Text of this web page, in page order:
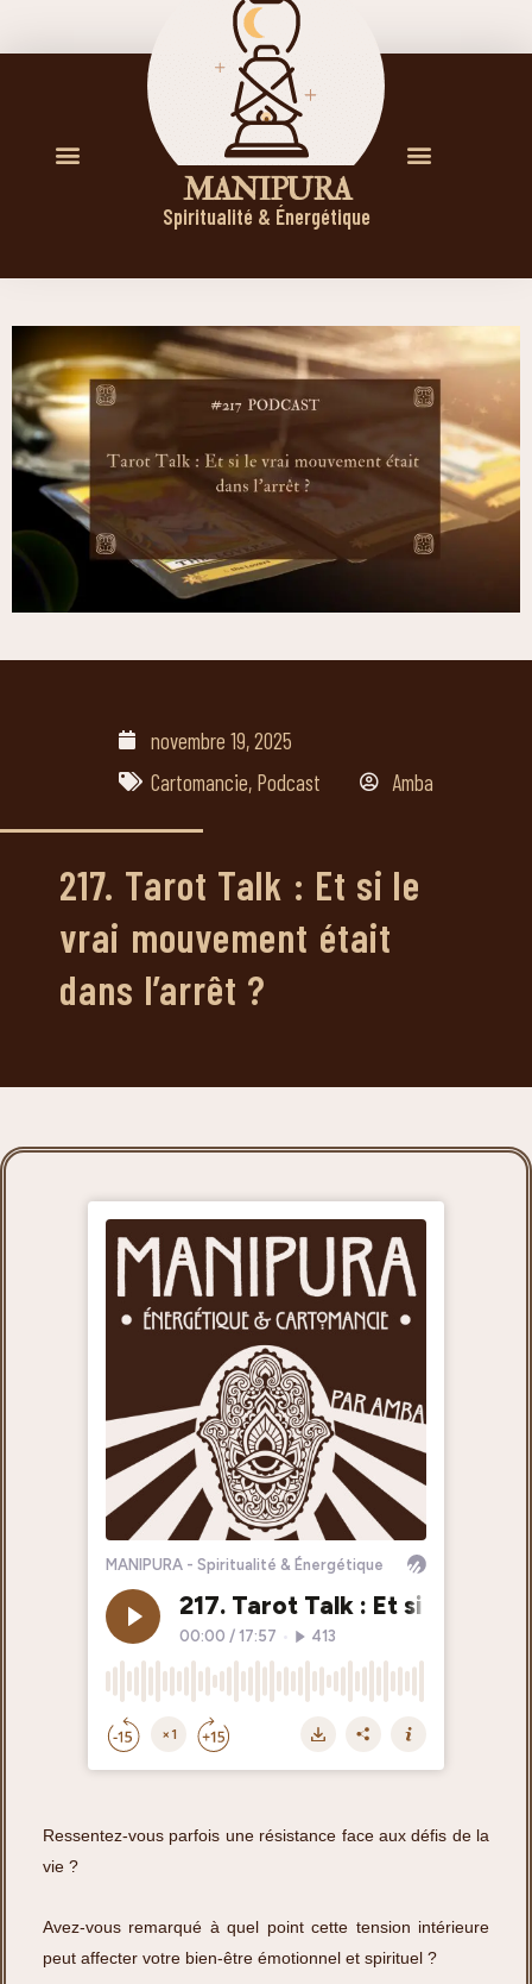
M A N I P U R A
Spiritualité & Énergétique
novembre 19, 2025
Cartomancie, Podcast Amba
217. Tarot Talk : Et si le
vrai mouvement était
dans l’arrêt ?
Ressentez-vous parfois une résistance face aux défis de la
vie ?
Avez-vous remarqué à quel point cette tension intérieure
peut affecter votre bien-être émotionnel et spirituel ?